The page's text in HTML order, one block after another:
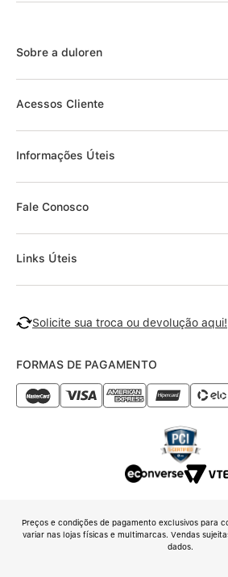
Sobre a duloren
Acessos Cliente
Informações Úteis
Fale Conosco
Links Úteis
Solicite sua troca ou devolução aqui!
FORMAS DE PAGAMENTO
Preços e condições de pagamento exclusivos para
variar nas lojas físicas e multimarcas. Vendas
dados.